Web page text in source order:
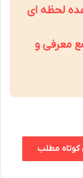
لحظه ای
معرفی و
مطلب